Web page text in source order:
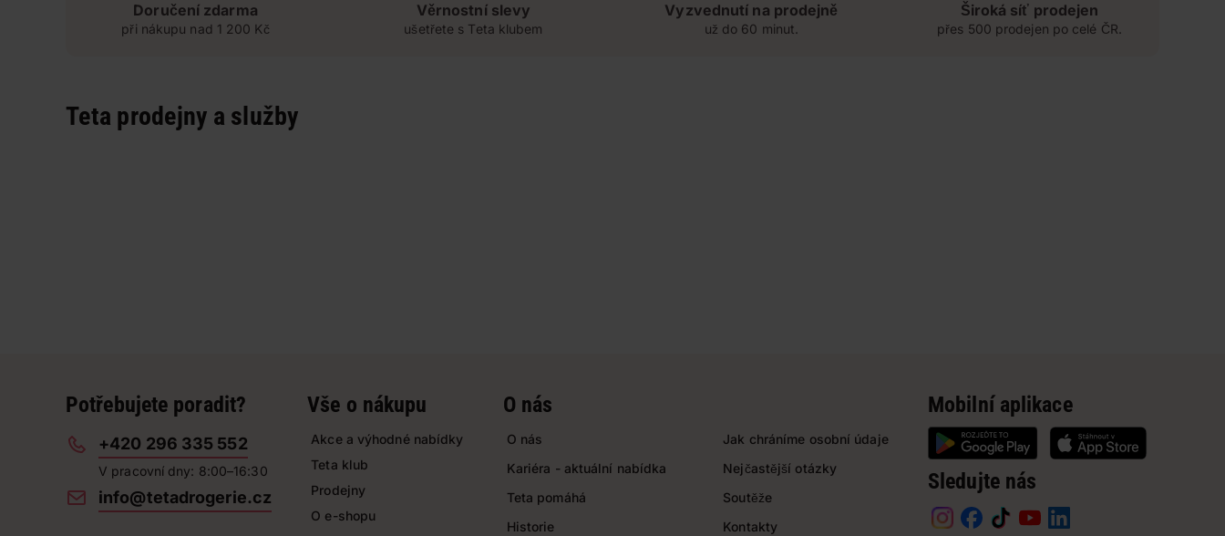
Doručení zdarma
při nákupu nad 1 200 Kč
Věrnostní slevy
ušetřete s Teta klubem
Vyzvednutí na prodejně
už do 60 minut.
Široká síť prodejen
přes 500 prodejen po celé ČR.
Teta prodejny a služby
Potřebujete poradit?
+420 296 335 552
V pracovní dny: 8:00–16:30
info@tetadrogerie.cz
Vše o nákupu
Akce a výhodné nabídky
Teta klub
Prodejny
O e-shopu
O nás
O nás
Kariéra - aktuální nabídka
Teta pomáhá
Historie
Jak chráníme osobní údaje
Nejčastější otázky
Soutěže
Kontakty
Mobilní aplikace
Sledujte nás